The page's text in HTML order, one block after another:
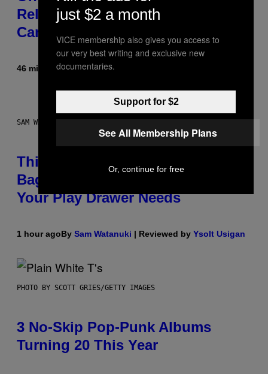
Released the Best Song of His
Career
46 minutes agoByCaleb Catlin
SAM WATANUKI FOR VICE
This Discreet Lockable Sex Toy
Bag Is the Nightstand Upgrade
Your Play Drawer Needs
1 hour agoBy Sam Watanuki | Reviewed by Ysolt Usigan
PHOTO BY SCOTT GRIES/GETTY IMAGES
3 No-Skip Pop-Punk Albums
Turning 20 This Year
just $2 a month
VICE membership also gives you access to
our very best writing and exclusive new
documentaries.
Support for $2
See All Membership Plans
Or, continue for free